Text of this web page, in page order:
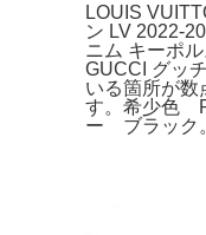
LOUIS
ン LV 2022-
ニム キーポ
GUCCI グッ
いる箇所が数
す。希少色
ー ブラック